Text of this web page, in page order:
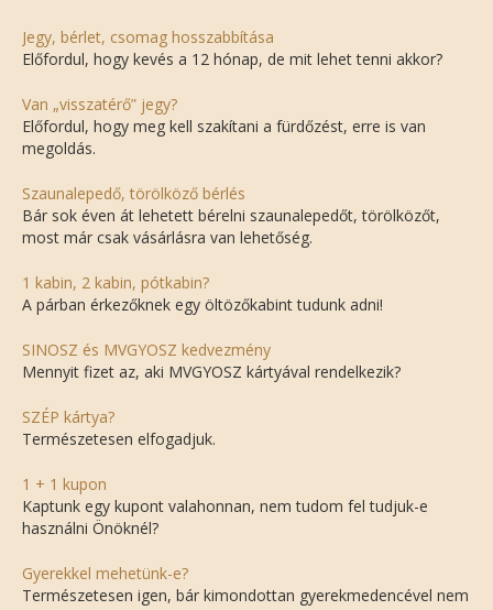
Jegy, bérlet, csomag hosszabbítása
Előfordul, hogy kevés a 12 hónap, de mit lehet tenni akkor?
Van „visszatérő” jegy?
Előfordul, hogy meg kell szakítani a fürdőzést, erre is van
megoldás.
Szaunalepedő, törölköző bérlés
Bár sok éven át lehetett bérelni szaunalepedőt, törölközőt,
most már csak vásárlásra van lehetőség.
1 kabin, 2 kabin, pótkabin?
A párban érkezőknek egy öltözőkabint tudunk adni!
SINOSZ és MVGYOSZ kedvezmény
Mennyit fizet az, aki MVGYOSZ kártyával rendelkezik?
SZÉP kártya?
Természetesen elfogadjuk.
1 + 1 kupon
Kaptunk egy kupont valahonnan, nem tudom fel tudjuk-e
használni Önöknél?
Gyerekkel mehetünk-e?
Természetesen igen, bár kimondottan gyerekmedencével nem